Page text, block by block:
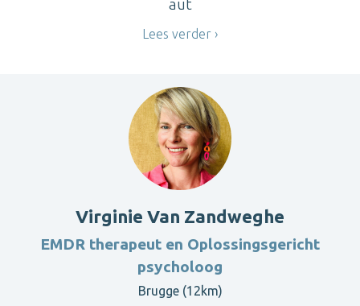
aut
Lees verder
Virginie Van Zandweghe
EMDR therapeut en Oplossingsgericht
psycholoog
Brugge (12km)